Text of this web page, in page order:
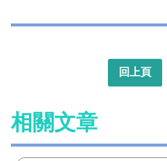
回上頁
相關文章